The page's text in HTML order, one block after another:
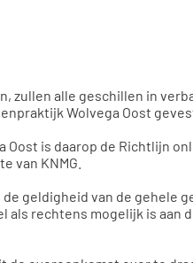
zullen alle geschillen in
Wolvega Oost
is daarop de Richtlijn
van KNMG.
geldigheid van de gehele
rechtens mogelijk is aan